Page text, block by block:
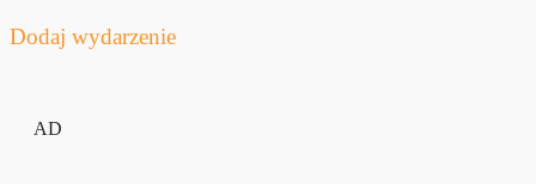
Dodaj wydarzenie
AD